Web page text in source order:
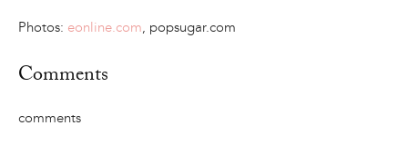
Photos: eonline.com, popsugar.com
Comments
comments